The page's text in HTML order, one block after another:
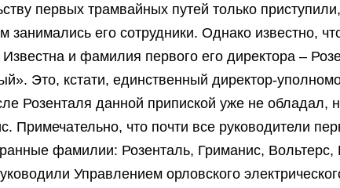
первых трамвайных путей только
его сотрудники. Однако известно,
Известна и фамилия первого его директора –
Это, кстати, единственный директор-
Розенталя данной припиской уже не
Примечательно, что почти все руководители
фамилии: Розенталь, Гриманис,
Управлением орловского